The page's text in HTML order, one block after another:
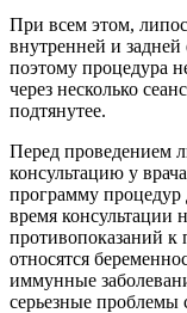
При всем этом,
внутренней и задней
поэтому процедура
через несколько
подтянутее.
Перед проведением
консультацию у
программу
время консультации
противопоказаний
относятся
иммунные
серьезные проблемы